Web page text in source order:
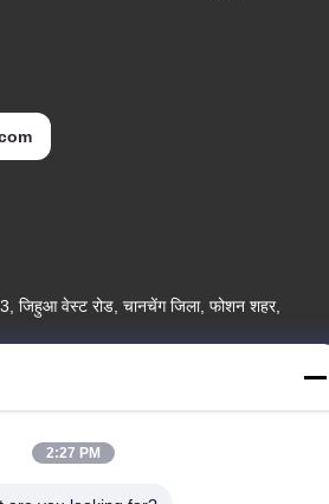
जिहुआ वेस्ट रोड, चानचेंग जिला, फोशन शहर,
2:27 PM